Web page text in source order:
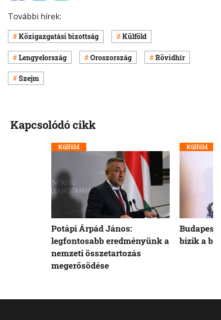
További hírek:
Közigazgatási bizottság Külföld
Lengyelország Oroszország Rövidhír
Szejm
Kapcsolódó cikk
Külföld
Potápi Árpád János:
legfontosabb eredményünk a
nemzeti összetartozás
megerősödése
Külföld
Budapest
bízik a